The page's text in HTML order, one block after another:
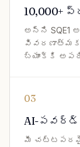
10,000+
అన్ని SQE1
బ్యాంక్‌కి
03
AI-
మీ